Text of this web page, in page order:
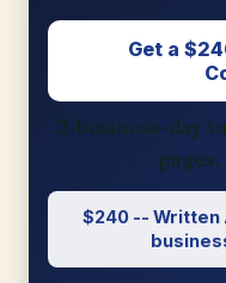
Get a
2-business-day
$240 -- Written